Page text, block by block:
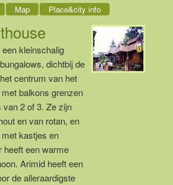
Map Place&city info
kleinschalig
dichtbij de
centrum van het
balkons grenzen
van 2 of 3. Ze zijn
en van rotan, en
kastjes en
heeft een warme
Arimid heeft een
de alleraardigste